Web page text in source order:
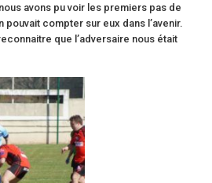
avons pu voir les premiers pas de
pouvait compter sur eux dans l’avenir.
que l’adversaire nous était